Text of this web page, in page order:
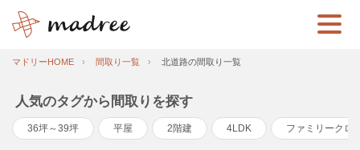
マドリーHOME 間取り一覧 北道路の間取り一覧
人気のタグから間取りを探す
36坪～39坪 平屋 2階建 4LDK ファミリークロ